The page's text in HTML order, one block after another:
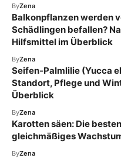
ByZena
Balkonpflanzen werden
Schädlingen befallen?
Hilfsmittel im Überblick
ByZena
Seifen-Palmlilie (Yucca
Standort, Pflege und
Überblick
ByZena
Karotten säen: Die
gleichmäßiges
ByZena